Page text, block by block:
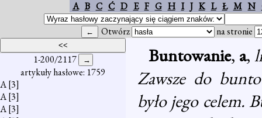
A B C Ć D E F G H I J K L Ł M N
Otwórz na stronie
1-200/2117
artykuły hasłowe: 1759
A[3]
A[3]
A[3]
Buntowanie, a,
Zawsze do
było jego celem.